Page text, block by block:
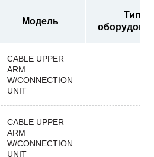
Модель
Тип
CABLE UPPER
ARM
W/CONNECTION
UNIT
CABLE UPPER
ARM
W/CONNECTION
UNIT